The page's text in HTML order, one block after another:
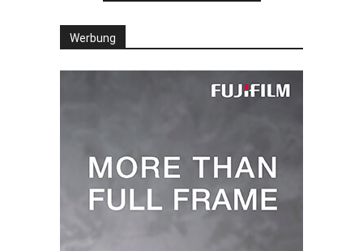
Werbung